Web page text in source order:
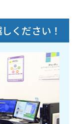
ください！